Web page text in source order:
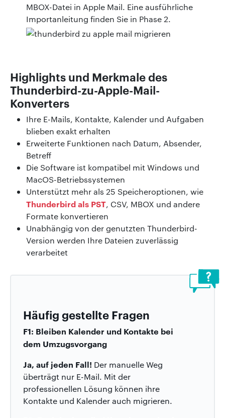
MBOX-Datei in Apple Mail. Eine ausführliche
Importanleitung finden Sie in Phase 2.
Highlights und Merkmale des
Thunderbird-zu-Apple-Mail-
Konverters
Ihre E-Mails, Kontakte, Kalender und Aufgaben
blieben exakt erhalten
Erweiterte Funktionen nach Datum, Absender,
Betreff
Die Software ist kompatibel mit Windows und
MacOS-Betriebssystemen
Unterstützt mehr als 25 Speicheroptionen, wie
Thunderbird als PST, CSV, MBOX und andere
Formate konvertieren
Unabhängig von der genutzten Thunderbird-
Version werden Ihre Dateien zuverlässig
verarbeitet
Häufig gestellte Fragen
F1: Bleiben Kalender und Kontakte bei
dem Umzugsvorgang
Ja, auf jeden Fall! Der manuelle Weg
überträgt nur E-Mail. Mit der
professionellen Lösung können ihre
Kontakte und Kalender auch migrieren.